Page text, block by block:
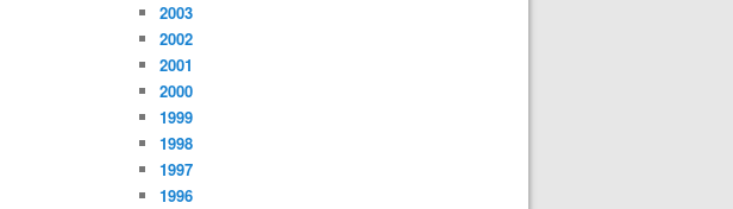
2003
2002
2001
2000
1999
1998
1997
1996